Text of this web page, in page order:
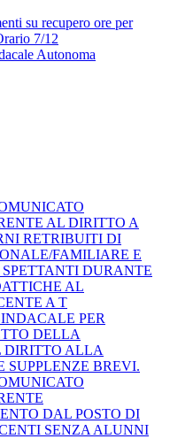
su recupero ore per
7/12
Autonoma
AL DIRITTO A
RETRIBUITI DI
FAMILIARE E
DURANTE
AL
A T
PER
DELLA
DIRITTO ALLA
SUPPLENZE BREVI.
DAL POSTO DI
SENZA ALUNNI